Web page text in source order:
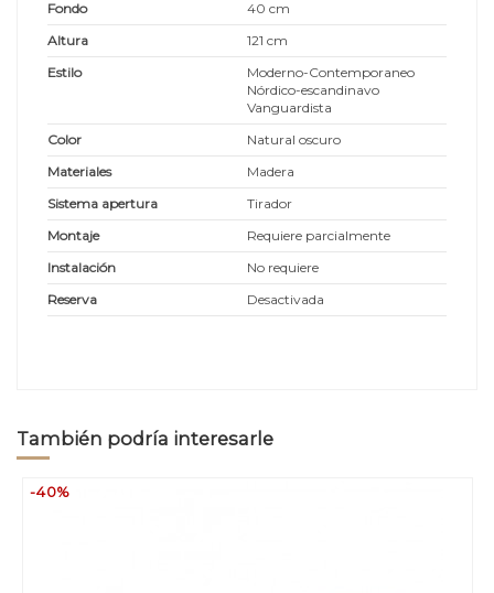
Fondo
40 cm
Altura
121 cm
Estilo
Moderno-Contemporaneo
Nórdico-escandinavo
Vanguardista
Color
Natural oscuro
Materiales
Madera
Sistema apertura
Tirador
Montaje
Requiere parcialmente
Instalación
No requiere
Reserva
Desactivada
También podría interesarle
-40%